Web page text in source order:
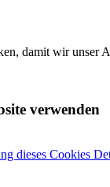
damit wir unser
verwenden
dieses Cookies